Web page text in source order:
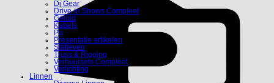
Dj Gear
Drive-in Shows Compleet
Geluid
Kabels
Pa
Presentatie artikelen
Statieven
Truss & Rigging
Verhuursets Compleet
Verlichting
Linnen